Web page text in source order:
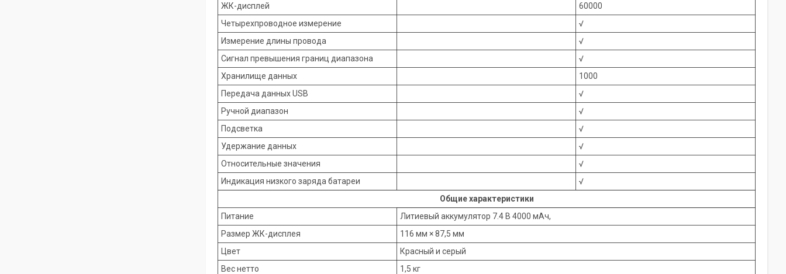
ЖК-дисплей
60000
Четырехпроводное измерение
√
Измерение длины провода
√
Сигнал превышения границ диапазона
√
Хранилище данных
1000
Передача данных USB
√
Ручной диапазон
√
Подсветка
√
Удержание данных
√
Относительные значения
√
Индикация низкого заряда батареи
√
Общие характеристики
Питание
Литиевый аккумулятор 7.4 В 4000 мAч,
Размер ЖК-дисплея
116 мм × 87,5 мм
Цвет
Красный и серый
Вес нетто
1,5 кг